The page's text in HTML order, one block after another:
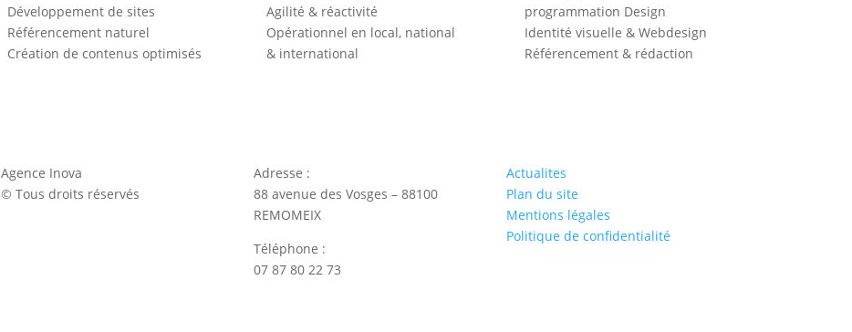
Développement de sites
Référencement naturel
Création de contenus optimisés
Agilité & réactivité
Opérationnel en local, national
& international
programmation Design
Identité visuelle & Webdesign
Référencement & rédaction
Agence Inova
© Tous droits réservés
Adresse :
88 avenue des Vosges – 88100
REMOMEIX
Téléphone :
07 87 80 22 73
Actualites
Plan du site
Mentions légales
Politique de confidentialité